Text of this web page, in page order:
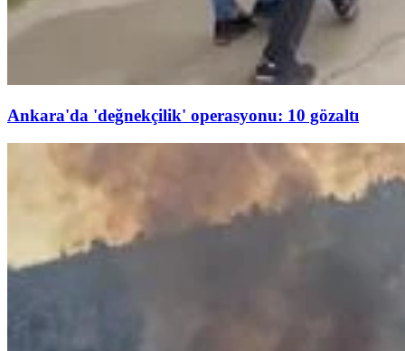
Ankara'da 'değnekçilik' operasyonu: 10 gözaltı